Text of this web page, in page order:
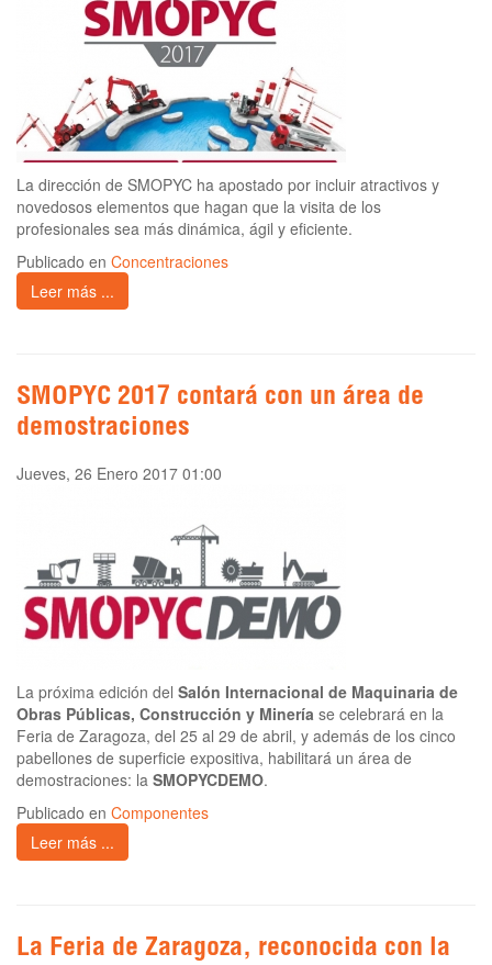
La dirección de SMOPYC ha apostado por incluir atractivos y
novedosos elementos que hagan que la visita de los
profesionales sea más dinámica, ágil y eficiente.
Publicado en Concentraciones
Leer más ...
SMOPYC 2017 contará con un área de
demostraciones
Jueves, 26 Enero 2017 01:00
La próxima edición del Salón Internacional de Maquinaria de
Obras Públicas, Construcción y Minería se celebrará en la
Feria de Zaragoza, del 25 al 29 de abril, y además de los cinco
pabellones de superficie expositiva, habilitará un área de
demostraciones: la SMOPYCDEMO.
Publicado en Componentes
Leer más ...
La Feria de Zaragoza, reconocida con la